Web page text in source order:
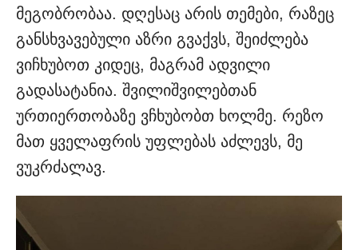
მეგობრობაა. დღესაც არის თემები, რაზეც
განსხვავებული აზრი გვაქვს, შეიძლება
ვიჩხუბოთ კიდეც, მაგრამ ადვილი
გადასატანია. შვილიშვილებთან
ურთიერთობაზე ვჩხუბობთ ხოლმე. რეზო
მათ ყველაფრის უფლებას აძლევს, მე
ვუკრძალავ.